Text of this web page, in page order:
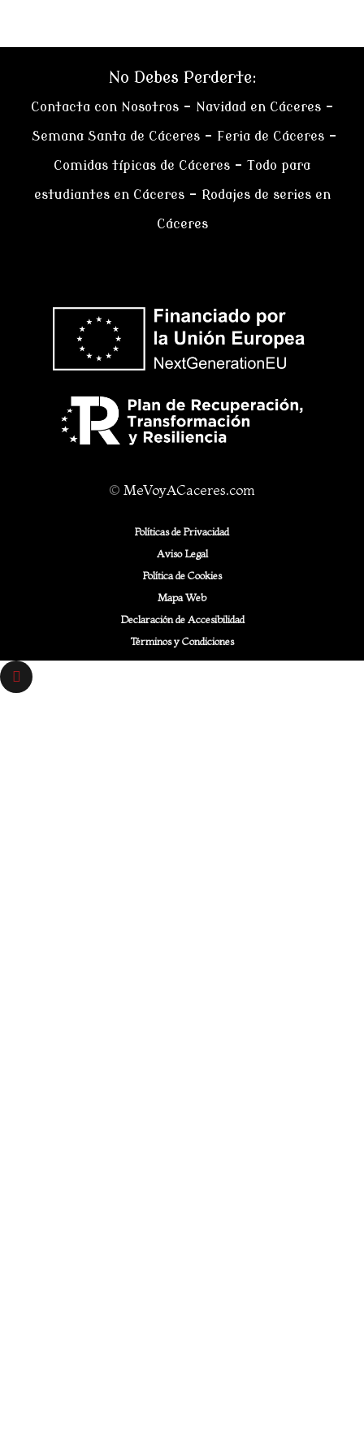
No Debes Perderte:
Contacta con Nosotros– Navidad en Cáceres–
Semana Santa de Cáceres– Feria de Cáceres –
Comidas típicas de Cáceres – Todo para
estudiantes en Cáceres– Rodajes de series en
Cáceres
© MeVoyACaceres.com
Políticas de Privacidad
Aviso Legal
Política de Cookies
Mapa Web
Declaración de Accesibilidad
Términos y Condiciones